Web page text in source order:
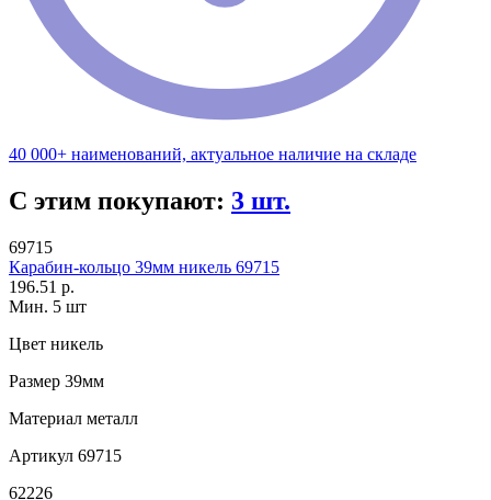
40 000+ наименований, актуальное наличие на складе
С этим покупают: 3 шт.
69715
Карабин-кольцо 39мм никель 69715
196.51 р.
Мин. 5 шт
Цвет никель
Размер 39мм
Материал металл
Артикул 69715
62226